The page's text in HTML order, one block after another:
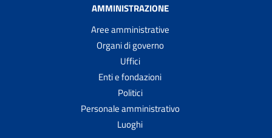
AMMINISTRAZIONE
Aree amministrative
Organi di governo
Uffici
Enti e fondazioni
Politici
Personale amministrativo
Luoghi